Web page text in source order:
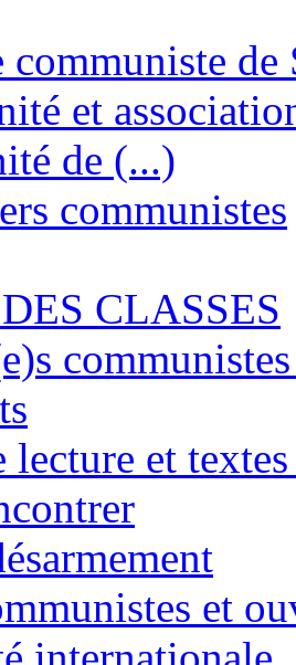
communiste
et
de (...)
communistes
CLASSES
lecture et
et